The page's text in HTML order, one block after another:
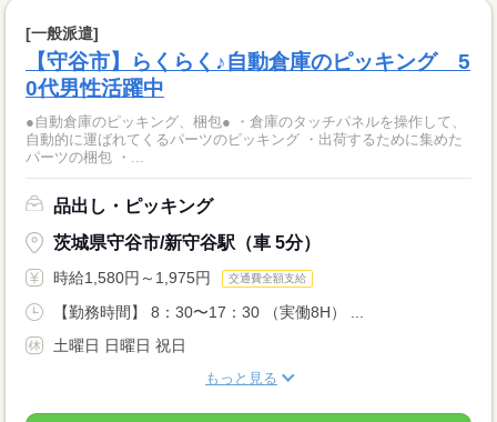
[一般派遣]
【守谷市】らくらく♪自動倉庫のピッキング 5
0代男性活躍中
●自動倉庫のピッキング、梱包● ・倉庫のタッチパネルを操作して、
自動的に運ばれてくるパーツのピッキング ・出荷するために集めた
パーツの梱包 ・...
品出し・ピッキング
茨城県守谷市/新守谷駅（車 5分）
時給1,580円～1,975円 交通費全額支給
【勤務時間】 8：30〜17：30 （実働8H） ...
土曜日 日曜日 祝日
もっと見る